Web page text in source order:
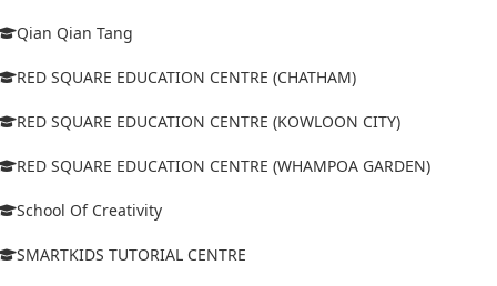
Qian Qian Tang
RED SQUARE EDUCATION CENTRE (CHATHAM)
RED SQUARE EDUCATION CENTRE (KOWLOON CITY)
RED SQUARE EDUCATION CENTRE (WHAMPOA GARDEN)
School Of Creativity
SMARTKIDS TUTORIAL CENTRE